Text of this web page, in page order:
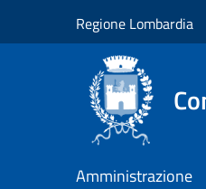
Regione Lombardia
Amministrazione